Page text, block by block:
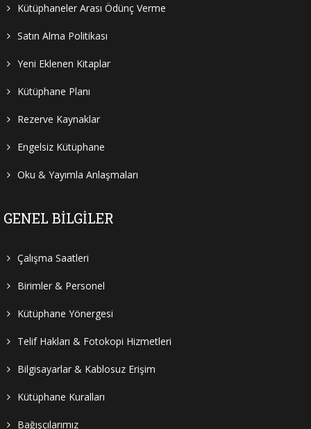
Kütüphaneler Arası Ödünç Verme
Satın Alma Politikası
Yeni Eklenen Kitaplar
Kütüphane Planı
Rezerve Kaynaklar
Engelsiz Kütüphane
Oku & Yayımla Anlaşmaları
GENEL BILGILER
Çalışma Saatleri
Birimler & Personel
Kütüphane Yönergesi
Telif Hakları & Fotokopi Hizmetleri
Bilgisayarlar & Kablosuz Erişim
Kütüphane Kuralları
Bağışçılarımız